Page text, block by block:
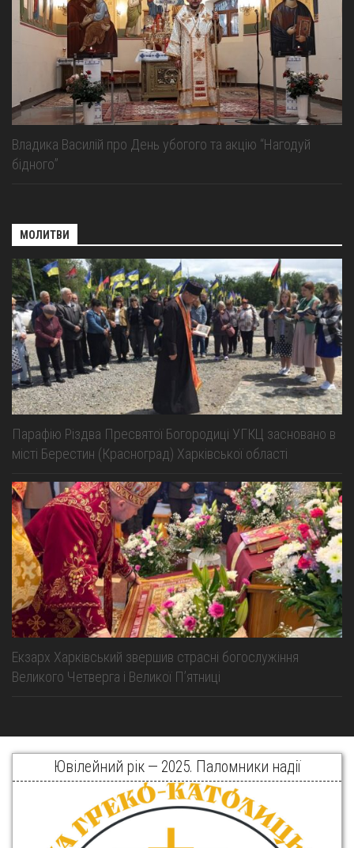
Владика Василій про День убогого та акцію “Нагодуй
бідного”
МОЛИТВИ
Парафію Різдва Пресвятої Богородиці УГКЦ засновано в
місті Берестин (Красноград) Харківської області
Екзарх Харківський звершив страсні богослужіння
Великого Четверга і Великої Пʼятниці
Ювілейний рік — 2025. Паломники надії